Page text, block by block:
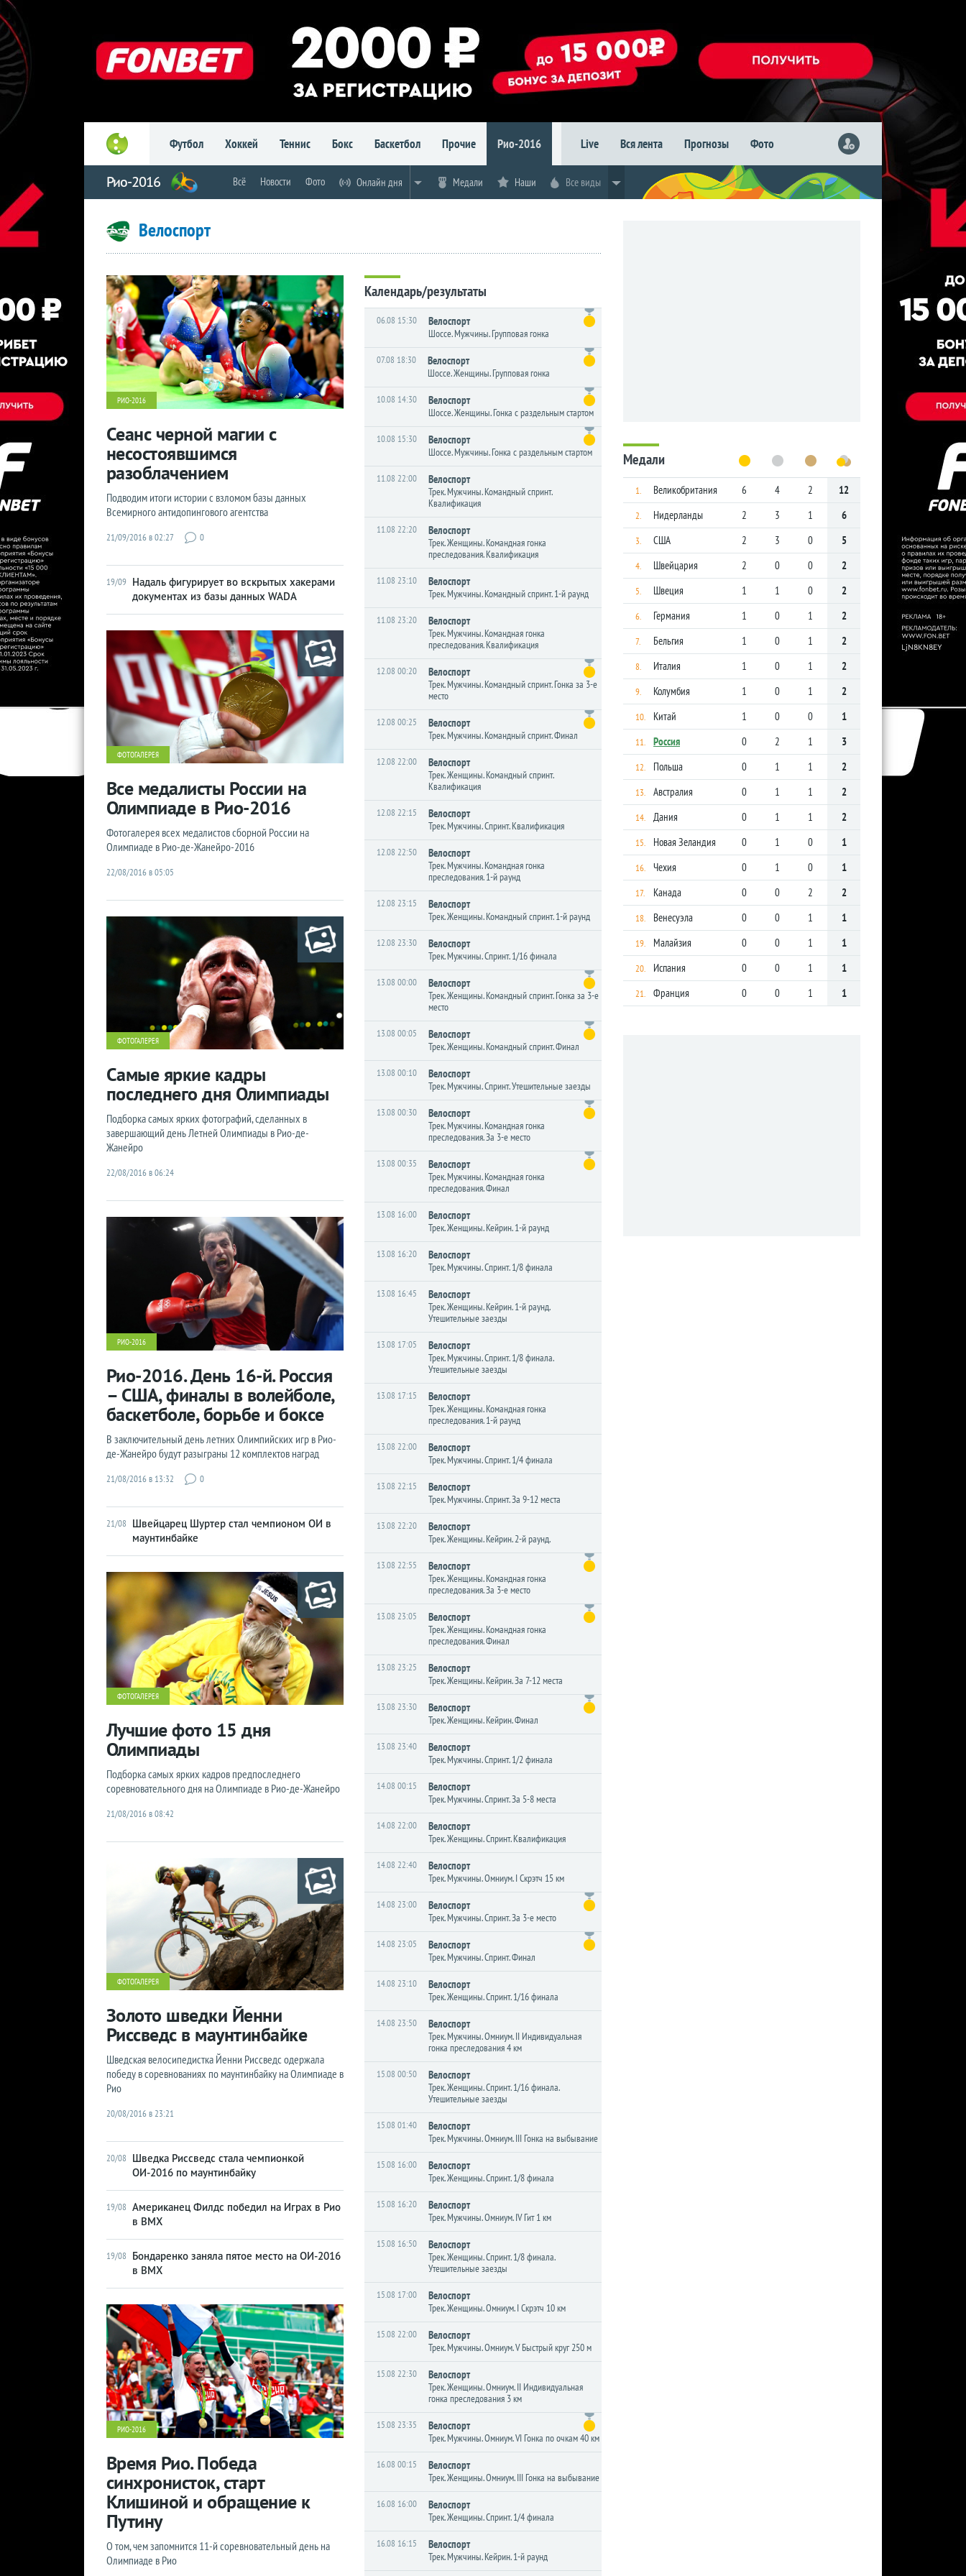
Футбол Хоккей Теннис Бокс Баскетбол Прочие Рио-2016 Live Вся лента Прогнозы Фото
Рио-2016 Всё Новости Фото Онлайн дня Медали Наши Все виды
Медали
1. Великобритания 6 4 2 12
2. Нидерланды 2 3 1 6
3. США 2 3 0 5
4. Швейцария 2 0 0 2
5. Швеция 1 1 0 2
6. Германия 1 0 1 2
7. Бельгия 1 0 1 2
8. Италия 1 0 1 2
9. Колумбия 1 0 1 2
10. Китай 1 0 0 1
11. Россия 0 2 1 3
12. Польша 0 1 1 2
13. Австралия 0 1 1 2
14. Дания 0 1 1 2
15. Новая Зеландия 0 1 0 1
16. Чехия 0 1 0 1
17. Канада 0 0 2 2
18. Венесуэла 0 0 1 1
19. Малайзия 0 0 1 1
20. Испания 0 0 1 1
21. Франция 0 0 1 1
Велоспорт
РИО-2016
Сеанс черной магии с
несостоявшимся
разоблачением
Подводим итоги истории с взломом базы данных
Всемирного антидопингового агентства
21/09/2016 в 02:27 0
19/09 Надаль фигурирует во вскрытых хакерами
документах из базы данных WADA
ФОТОГАЛЕРЕЯ
Все медалисты России на
Олимпиаде в Рио-2016
Фотогалерея всех медалистов сборной России на
Олимпиаде в Рио-де-Жанейро-2016
22/08/2016 в 05:05
ФОТОГАЛЕРЕЯ
Самые яркие кадры
последнего дня Олимпиады
Подборка самых ярких фотографий, сделанных в
завершающий день Летней Олимпиады в Рио-де-
Жанейро
22/08/2016 в 06:24
РИО-2016
Рио-2016. День 16-й. Россия
– США, финалы в волейболе,
баскетболе, борьбе и боксе
В заключительный день летних Олимпийских игр в Рио-
де-Жанейро будут разыграны 12 комплектов наград
21/08/2016 в 13:32 0
21/08 Швейцарец Шуртер стал чемпионом ОИ в
маунтинбайке
ФОТОГАЛЕРЕЯ
Лучшие фото 15 дня
Олимпиады
Подборка самых ярких кадров предпоследнего
соревновательного дня на Олимпиаде в Рио-де-Жанейро
21/08/2016 в 08:42
ФОТОГАЛЕРЕЯ
Золото шведки Йенни
Риссведс в маунтинбайке
Шведская велосипедистка Йенни Риссведс одержала
победу в соревнованиях по маунтинбайку на Олимпиаде в
Рио
20/08/2016 в 23:21
20/08 Шведка Риссведс стала чемпионкой
ОИ-2016 по маунтинбайку
19/08 Американец Филдс победил на Играх в Рио
в BMX
19/08 Бондаренко заняла пятое место на ОИ-2016
в BMX
РИО-2016
Время Рио. Победа
синхронисток, старт
Клишиной и обращение к
Путину
О том, чем запомнится 11-й соревновательный день на
Олимпиаде в Рио
Календарь/результаты
06.08 15:30 Велоспорт
Шоссе. Мужчины. Групповая гонка
07.08 18:30 Велоспорт
Шоссе. Женщины. Групповая гонка
10.08 14:30 Велоспорт
Шоссе. Женщины. Гонка с раздельным стартом
10.08 15:30 Велоспорт
Шоссе. Мужчины. Гонка с раздельным стартом
11.08 22:00 Велоспорт
Трек. Мужчины. Командный спринт.
Квалификация
11.08 22:20 Велоспорт
Трек. Женщины. Командная гонка
преследования. Квалификация
11.08 23:10 Велоспорт
Трек. Мужчины. Командный спринт. 1-й раунд
11.08 23:20 Велоспорт
Трек. Мужчины. Командная гонка
преследования. Квалификация
12.08 00:20 Велоспорт
Трек. Мужчины. Командный спринт. Гонка за 3-е
место
12.08 00:25 Велоспорт
Трек. Мужчины. Командный спринт. Финал
12.08 22:00 Велоспорт
Трек. Женщины. Командный спринт.
Квалификация
12.08 22:15 Велоспорт
Трек. Мужчины. Спринт. Квалификация
12.08 22:50 Велоспорт
Трек. Мужчины. Командная гонка
преследования. 1-й раунд
12.08 23:15 Велоспорт
Трек. Женщины. Командный спринт. 1-й раунд
12.08 23:30 Велоспорт
Трек. Мужчины. Спринт. 1/16 финала
13.08 00:00 Велоспорт
Трек. Женщины. Командный спринт. Гонка за 3-е
место
13.08 00:05 Велоспорт
Трек. Женщины. Командный спринт. Финал
13.08 00:10 Велоспорт
Трек. Мужчины. Спринт. Утешительные заезды
13.08 00:30 Велоспорт
Трек. Мужчины. Командная гонка
преследования. За 3-е место
13.08 00:35 Велоспорт
Трек. Мужчины. Командная гонка
преследования. Финал
13.08 16:00 Велоспорт
Трек. Женщины. Кейрин. 1-й раунд
13.08 16:20 Велоспорт
Трек. Мужчины. Спринт. 1/8 финала
13.08 16:45 Велоспорт
Трек. Женщины. Кейрин. 1-й раунд.
Утешительные заезды
13.08 17:05 Велоспорт
Трек. Мужчины. Спринт. 1/8 финала.
Утешительные заезды
13.08 17:15 Велоспорт
Трек. Женщины. Командная гонка
преследования. 1-й раунд
13.08 22:00 Велоспорт
Трек. Мужчины. Спринт. 1/4 финала
13.08 22:15 Велоспорт
Трек. Мужчины. Спринт. За 9-12 места
13.08 22:20 Велоспорт
Трек. Женщины. Кейрин. 2-й раунд.
13.08 22:55 Велоспорт
Трек. Женщины. Командная гонка
преследования. За 3-е место
13.08 23:05 Велоспорт
Трек. Женщины. Командная гонка
преследования. Финал
13.08 23:25 Велоспорт
Трек. Женщины. Кейрин. За 7-12 места
13.08 23:30 Велоспорт
Трек. Женщины. Кейрин. Финал
13.08 23:40 Велоспорт
Трек. Мужчины. Спринт. 1/2 финала
14.08 00:15 Велоспорт
Трек. Мужчины. Спринт. За 5-8 места
14.08 22:00 Велоспорт
Трек. Женщины. Спринт. Квалификация
14.08 22:40 Велоспорт
Трек. Мужчины. Омниум. I Скрэтч 15 км
14.08 23:00 Велоспорт
Трек. Мужчины. Спринт. За 3-е место
14.08 23:05 Велоспорт
Трек. Мужчины. Спринт. Финал
14.08 23:10 Велоспорт
Трек. Женщины. Спринт. 1/16 финала
14.08 23:50 Велоспорт
Трек. Мужчины. Омниум. II Индивидуальная
гонка преследования 4 км
15.08 00:50 Велоспорт
Трек. Женщины. Спринт. 1/16 финала.
Утешительные заезды
15.08 01:40 Велоспорт
Трек. Мужчины. Омниум. III Гонка на выбывание
15.08 16:00 Велоспорт
Трек. Женщины. Спринт. 1/8 финала
15.08 16:20 Велоспорт
Трек. Мужчины. Омниум. IV Гит 1 км
15.08 16:50 Велоспорт
Трек. Женщины. Спринт. 1/8 финала.
Утешительные заезды
15.08 17:00 Велоспорт
Трек. Женщины. Омниум. I Скрэтч 10 км
15.08 22:00 Велоспорт
Трек. Мужчины. Омниум. V Быстрый круг 250 м
15.08 22:30 Велоспорт
Трек. Женщины. Омниум. II Индивидуальная
гонка преследования 3 км
15.08 23:35 Велоспорт
Трек. Мужчины. Омниум. VI Гонка по очкам 40 км
16.08 00:15 Велоспорт
Трек. Женщины. Омниум. III Гонка на выбывание
16.08 16:00 Велоспорт
Трек. Женщины. Спринт. 1/4 финала
16.08 16:15 Велоспорт
Трек. Мужчины. Кейрин. 1-й раунд